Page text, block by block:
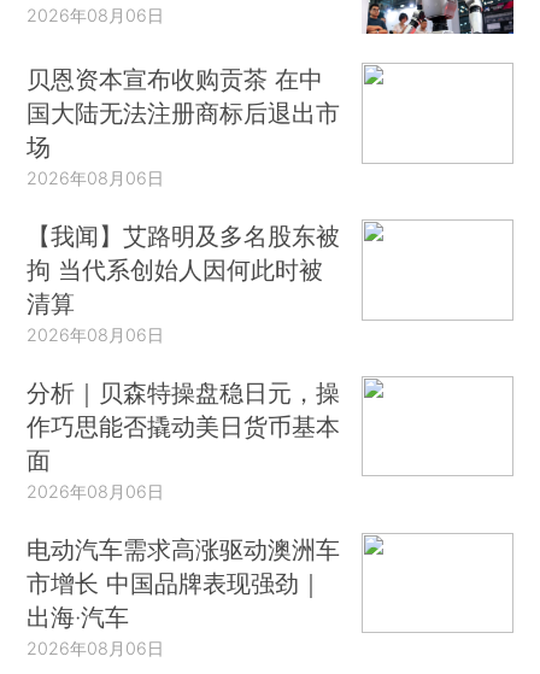
2026年08月06日
贝恩资本宣布收购贡茶 在中
国大陆无法注册商标后退出市
场
2026年08月06日
【我闻】艾路明及多名股东被
拘 当代系创始人因何此时被
清算
2026年08月06日
分析｜贝森特操盘稳日元，操
作巧思能否撬动美日货币基本
面
2026年08月06日
电动汽车需求高涨驱动澳洲车
市增长 中国品牌表现强劲｜
出海·汽车
2026年08月06日